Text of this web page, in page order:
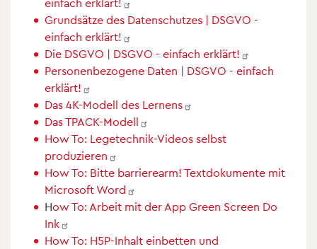
Grundsätze des Datenschutzes | DSGVO -
einfach erklärt!
Die DSGVO | DSGVO - einfach erklärt!
Personenbezogene Daten | DSGVO - einfach
erklärt!
Das 4K-Modell des Lernens
DasTPACK-Modell
How To: Legetechnik-Videos selbst
produzieren
How To: Bitte barrierearm! Textdokumente mit
MicrosoftWord
How To: Arbeit mit der App Green Screen Do
Ink
How To: H5P-Inhalt einbetten und